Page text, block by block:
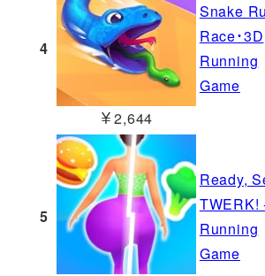
4
￥2,644
Snake
Race・3D
Running
Game
5
Ready,
TWERK!
Running
Game